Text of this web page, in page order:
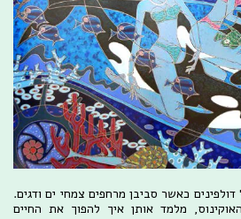
כאשר סביבן מרחפים צמחי ים ודגים.
מלמד אותן איך להפוך את החיים